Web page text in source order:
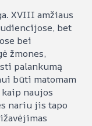
XVIII amžiaus
bet
bei
žmones,
palankumą
būti matomam
naujos
nariu jis tapo